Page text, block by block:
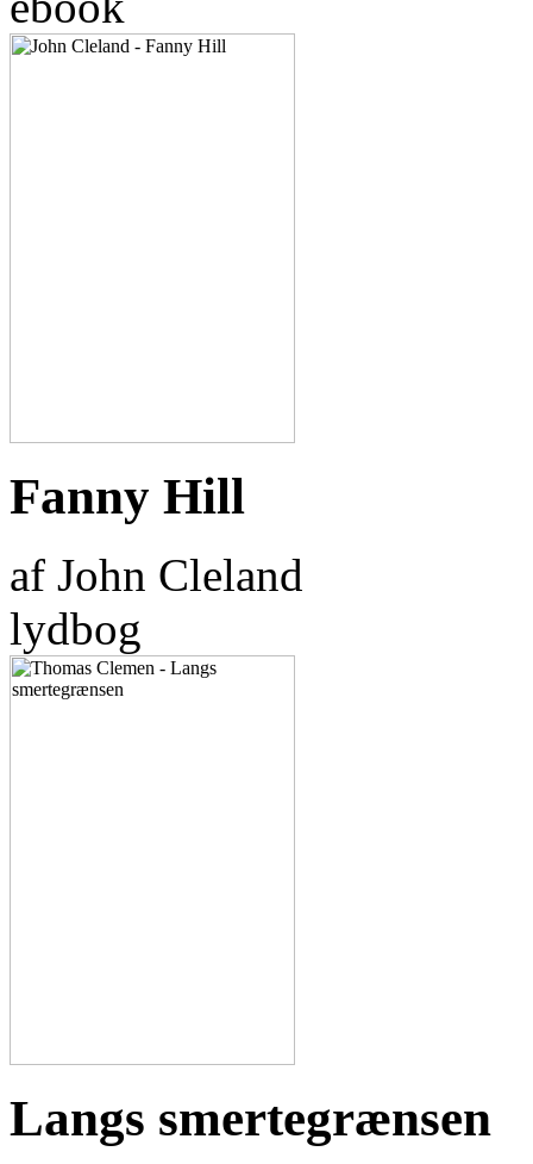
Fanny Hill
af John Cleland
lydbog
Langs smertegrænsen